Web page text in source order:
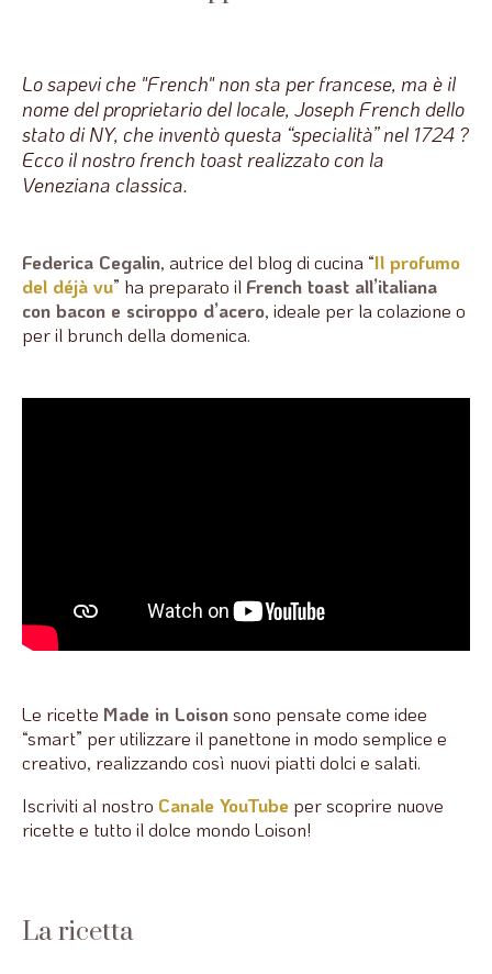
Lo sapevi che "French" non sta per francese, ma è il
nome del proprietario del locale, Joseph French dello
stato di NY, che inventò questa “specialità” nel 1724 ?
Ecco il nostro french toast realizzato con la
Veneziana classica.
Federica Cegalin, autrice del blog di cucina “Il profumo
del déjà vu” ha preparato il French toast all’italiana
con bacon e sciroppo d’acero, ideale per la colazione o
per il brunch della domenica.
Le ricette Made in Loisonsono pensate come idee
“smart” per utilizzare il panettone in modo semplice e
creativo, realizzando così nuovi piatti dolci e salati.
Iscriviti al nostro Canale YouTube per scoprire nuove
ricette e tutto il dolce mondo Loison!
La ricetta